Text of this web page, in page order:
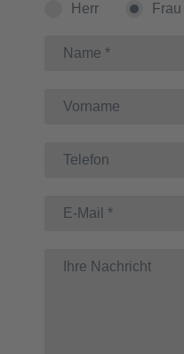
Herr Frau